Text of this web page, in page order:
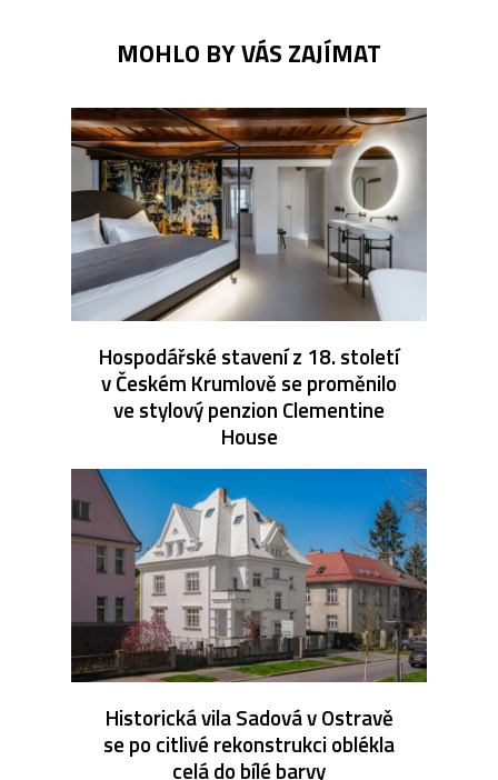
MOHLO BY VÁS ZAJÍMAT
Hospodářské stavení z 18. století
v Českém Krumlově se proměnilo
ve stylový penzion Clementine
House
Historická vila Sadová v Ostravě
se po citlivé rekonstrukci oblékla
celá do bílé barvy